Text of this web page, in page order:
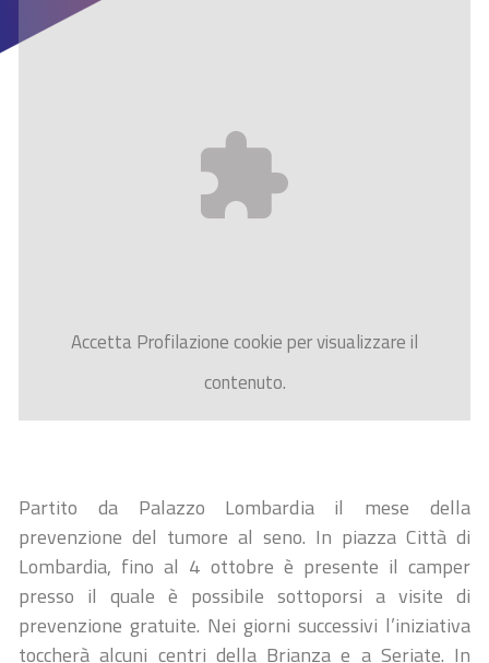
AccettaProfilazionecookie per visualizzare il
contenuto.
Partito da Palazzo Lombardia il mese della
prevenzione del tumore al seno. In piazza Città di
Lombardia, fino al 4 ottobre è presente il camper
presso il quale è possibile sottoporsi a visite di
prevenzione gratuite. Nei giorni successivi l’iniziativa
toccherà alcuni centri della Brianza e a Seriate. In